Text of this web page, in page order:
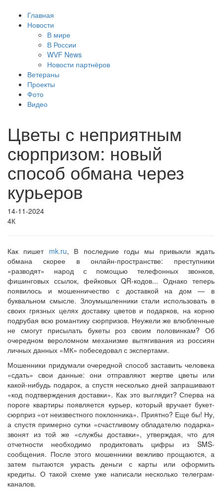
Главная
Новости
В мире
В России
WVF News
Новости партнёров
Ветераны
Проекты
Фото
Видео
Цветы с неприятным
сюрпризом: новый
способ обмана через
курьеров
14-11-2024
4К
Как пишет mk.ru, В последние годы мы привыкли ждать
обмана скорее в онлайн-пространстве: преступники
«разводят» народ с помощью телефонных звонков,
фишинговых ссылок, фейковых QR-кодов... Однако теперь
появилось и мошенничество с доставкой на дом — в
буквальном смысле. Злоумышленники стали использовать в
своих грязных целях доставку цветов и подарков, на корню
подрубая всю романтику сюрпризов. Неужели же влюбленные
не смогут присылать букеты роз своим половинкам? Об
очередном вероломном механизме вытягивания из россиян
личных данных «МК» побеседовал с экспертами.
Мошенники придумали очередной способ заставить человека
«сдать» свои данные: они отправляют жертве цветы или
какой-нибудь подарок, а спустя несколько дней запрашивают
«код подтверждения доставки». Как это выглядит? Сперва на
пороге квартиры появляется курьер, который вручает букет-
сюрприз «от неизвестного поклонника». Приятно? Еще бы! Ну,
а спустя примерно сутки «счастливому обладателю подарка»
звонят из той же «службы доставки», утверждая, что для
отчетности необходимо продиктовать цифры из SMS-
сообщения. После этого мошенники вежливо прощаются, а
затем пытаются украсть деньги с карты или оформить
кредиты. О такой схеме уже написали несколько телеграм-
каналов.